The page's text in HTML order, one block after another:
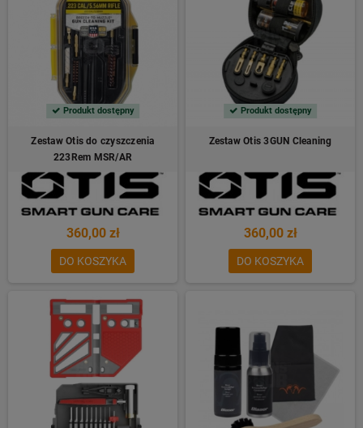
Produkt dostępny
Zestaw Otis do czyszczenia
223Rem MSR/AR
360,00 zł
DO KOSZYKA
Produkt dostępny
Zestaw Otis 3GUN Cleaning
360,00 zł
DO KOSZYKA